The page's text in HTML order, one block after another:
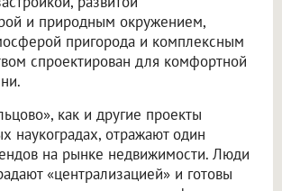
и природным окружением,
пригорода и комплексным
спроектирован для комфортной
как и другие проекты
наукоградах, отражают один
на рынке недвижимости. Люди
«централизацией» и готовы